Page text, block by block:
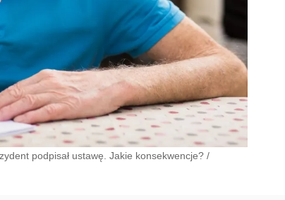
podpisał ustawę. Jakie konsekwencje? /